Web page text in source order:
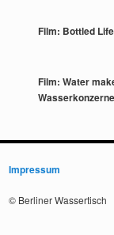
Film: Bottled
Film: Water
Impressum
© Berliner Wassertisch